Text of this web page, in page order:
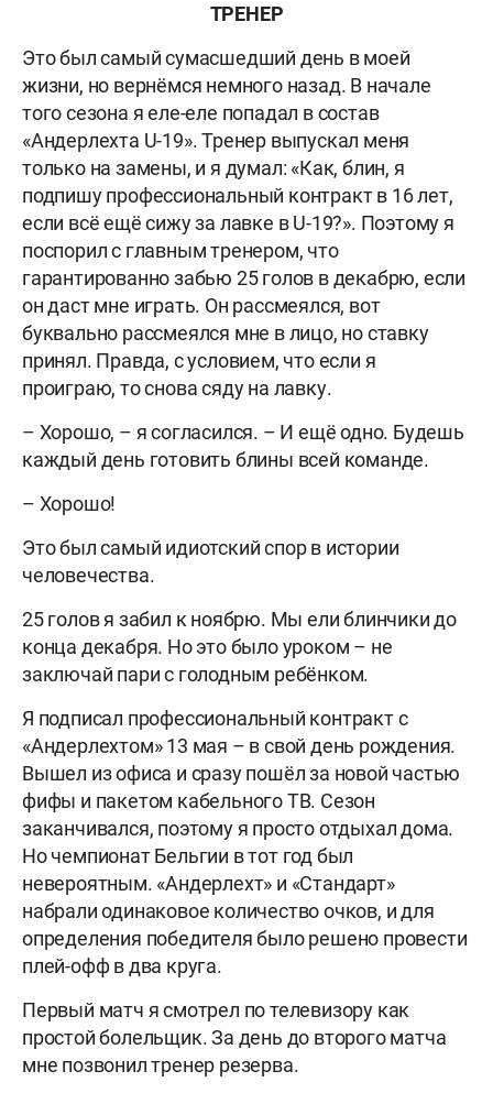
ТРЕНЕР
Это был самый сумасшедший день в моей
жизни, но вернёмся немного назад. В начале
того сезона я еле-еле попадал в состав
«Андерлехта U-19». Тренер выпускал меня
только на замены, и я думал: «Как, блин, я
подпишу профессиональный контракт в 16 лет,
если всё ещё сижу за лавке в U-19?». Поэтому я
поспорил с главным тренером, что
гарантированно забью 25 голов в декабрю, если
он даст мне играть. Он рассмеялся, вот
буквально рассмеялся мне в лицо, но ставку
принял. Правда, с условием, что если я
проиграю, то снова сяду на лавку.
– Хорошо, – я согласился. – И ещё одно. Будешь
каждый день готовить блины всей команде.
– Хорошо!
Это был самый идиотский спор в истории
человечества.
25 голов я забил к ноябрю. Мы ели блинчики до
конца декабря. Но это было уроком – не
заключай пари с голодным ребёнком.
Я подписал профессиональный контракт с
«Андерлехтом» 13 мая – в свой день рождения.
Вышел из офиса и сразу пошёл за новой частью
фифы и пакетом кабельного ТВ. Сезон
заканчивался, поэтому я просто отдыхал дома.
Но чемпионат Бельгии в тот год был
невероятным. «Андерлехт» и «Стандарт»
набрали одинаковое количество очков, и для
определения победителя было решено провести
плей-офф в два круга.
Первый матч я смотрел по телевизору как
простой болельщик. За день до второго матча
мне позвонил тренер резерва.